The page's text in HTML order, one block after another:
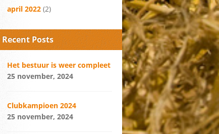
april 2022 (2)
Recent Posts
Het bestuur is weer compleet
25 november, 2024
Clubkampioen 2024
25 november, 2024